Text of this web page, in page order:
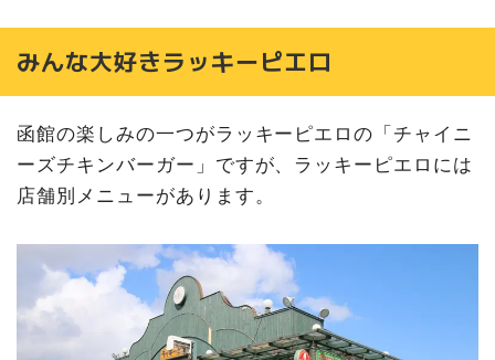
みんな大好きラッキーピエロ
函館の楽しみの一つがラッキーピエロの「チャイニ
ーズチキンバーガー」ですが、ラッキーピエロには
店舗別メニューがあります。